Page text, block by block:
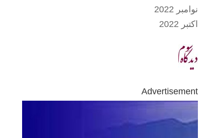
نوامبر 2022
اکتبر 2022
Advertisement